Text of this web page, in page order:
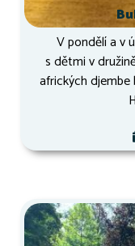
V pondělí a v
s dětmi v
afrických djembe